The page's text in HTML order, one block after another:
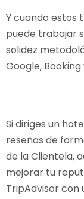
Y cuando estos
puede trabajar
solidez
Google,
Si diriges un
reseñas de
de la Clientela,
mejorar tu
TripAdvisor con